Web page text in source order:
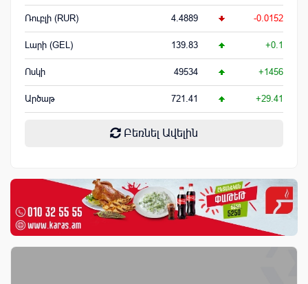
Ռուբլի (RUR) 4.4889 -0.0152
Լարի (GEL) 139.83 +0.1
Ոսկի 49534 +1456
Արծաթ 721.41 +29.41
Բեռնել Ավելին